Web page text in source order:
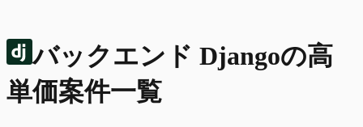
バックエンド Djangoの高
単価案件一覧